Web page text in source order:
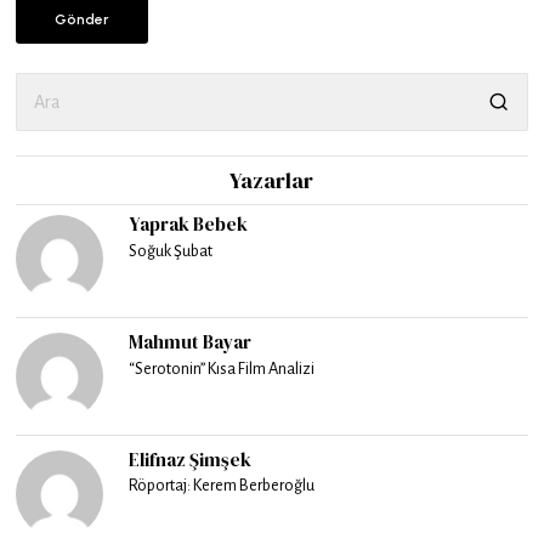
Yazarlar
Yaprak Bebek
Soğuk Şubat
Mahmut Bayar
“Serotonin” Kısa Film Analizi
Elifnaz Şimşek
Röportaj: Kerem Berberoğlu